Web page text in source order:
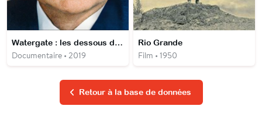
Watergate : les dessous du scandale
Documentaire • 2019
Rio Grande
Film • 1950
Retour à la base de données